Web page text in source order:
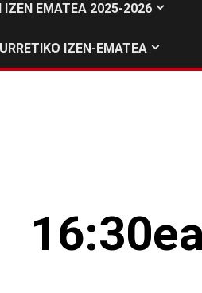
IZEN EMATEA 2025-2026
IZEN-EMATEA